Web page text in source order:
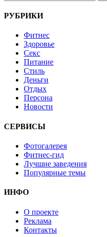
РУБРИКИ
Фитнес
Здоровье
Секс
Питание
Стиль
Деньги
Отдых
Персона
Новости
СЕРВИСЫ
Фотогалерея
Фитнес-гид
Лучшие заведения
Популярные темы
ИНФО
О проекте
Реклама
Контакты